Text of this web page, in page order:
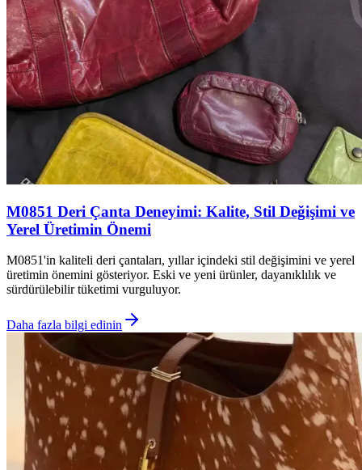
M0851 Deri Çanta Deneyimi: Kalite, Stil Değişimi ve
Yerel Üretimin Önemi
M0851'in kaliteli deri çantaları, yıllar içindeki stil değişimini ve yerel
üretimin önemini gösteriyor. Eski ve yeni ürünler, dayanıklılık ve
sürdürülebilir tüketimi vurguluyor.
Daha fazla bilgi edinin